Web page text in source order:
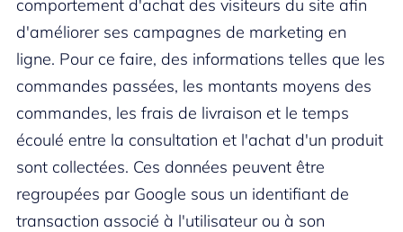
comportement d'achat des visiteurs du site afin
d'améliorer ses campagnes de marketing en
ligne. Pour ce faire, des informations telles que les
commandes passées, les montants moyens des
commandes, les frais de livraison et le temps
écoulé entre la consultation et l'achat d'un produit
sont collectées. Ces données peuvent être
regroupées par Google sous un identifiant de
transaction associé à l'utilisateur ou à son